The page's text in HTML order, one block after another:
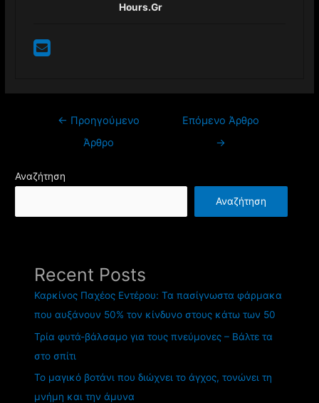
Hours.gr
Πλοήγηση
← Προηγούμενο
Άρθρο
Επόμενο Άρθρο
→
Αναζήτηση
Αναζήτηση
Recent Posts
Καρκίνος Παχέος Εντέρου: Τα πασίγνωστα φάρμακα
που αυξάνουν 50% τον κίνδυνο στους κάτω των 50
Τρία φυτά-βάλσαμο για τους πνεύμονες – Βάλτε τα
στο σπίτι
Το μαγικό βοτάνι που διώχνει το άγχος, τονώνει τη
μνήμη και την άμυνα